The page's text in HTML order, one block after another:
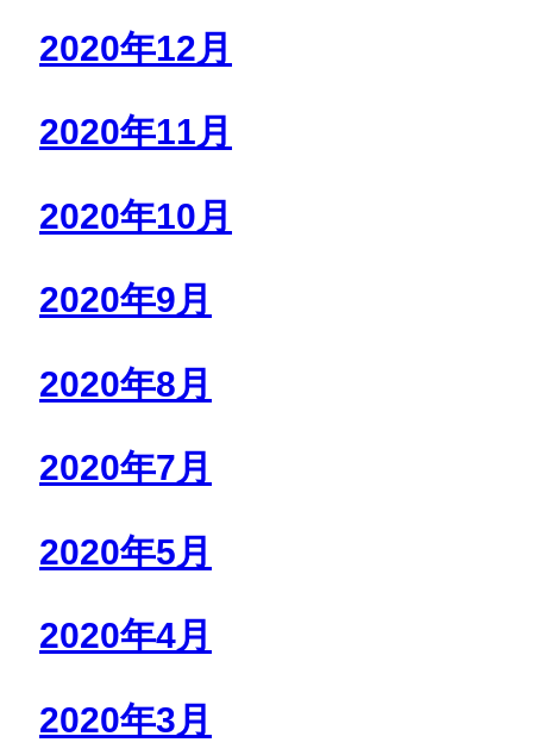
2020年12月
2020年11月
2020年10月
2020年9月
2020年8月
2020年7月
2020年5月
2020年4月
2020年3月